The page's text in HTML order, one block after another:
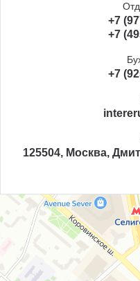
+7
+7
+7
125504, Москва,